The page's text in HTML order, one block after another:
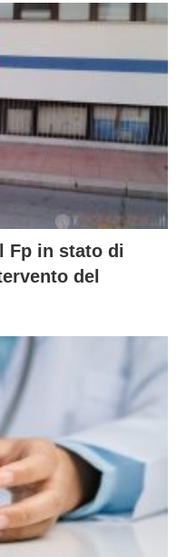
Fp in stato di
del